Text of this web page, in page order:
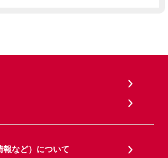
報など）について